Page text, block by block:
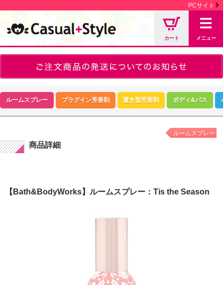
PCサイト
カート メニュー
ルームスプレー プラグイン芳香剤 置き型芳香剤 ボディ&バス
商品詳細
ルームスプレー
【Bath&BodyWorks】ルームスプレー：Tis the Season